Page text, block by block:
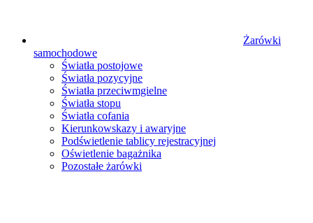
Żarówki
samochodowe
Światła postojowe
Światła pozycyjne
Światła przeciwmgielne
Światła stopu
Światła cofania
Kierunkowskazy i awaryjne
Podświetlenie tablicy rejestracyjnej
Oświetlenie bagażnika
Pozostałe żarówki